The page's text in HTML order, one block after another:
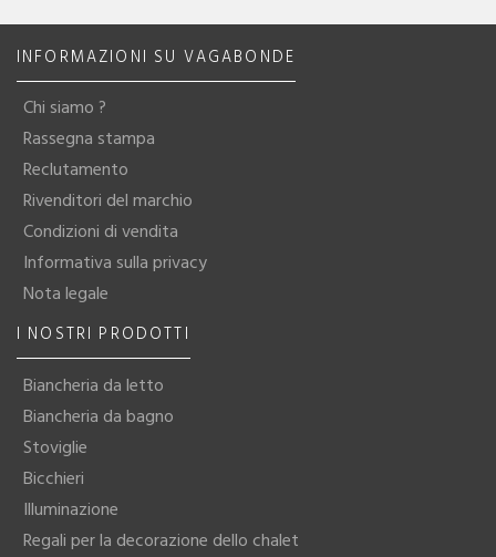
INFORMAZIONI SU VAGABONDE
Chi siamo ?
Rassegna stampa
Reclutamento
Rivenditori del marchio
Condizioni di vendita
Informativa sulla privacy
Nota legale
I NOSTRI PRODOTTI
Biancheria da letto
Biancheria da bagno
Stoviglie
Bicchieri
Illuminazione
Regali per la decorazione dello chalet